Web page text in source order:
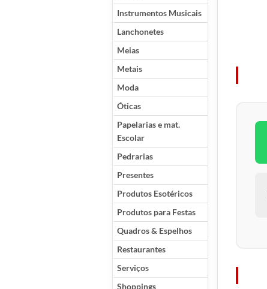
Instrumentos Musicais
Lanchonetes
Meias
Metais
Moda
Óticas
Papelarias e mat.
Escolar
Pedrarias
Presentes
Produtos Esotéricos
Produtos para Festas
Quadros & Espelhos
Restaurantes
Serviços
Shoppings